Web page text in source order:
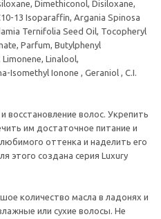
Dimethiconol, Disiloxane,
13 Isoparaffin, Argania Spinosa
Ternifolia Seed Oil, Tocopheryl
Parfum, Butylphenyl
Linalool,
Isomethyl Ionone , Geraniol , C.I.
восстановление волос. Укрепить
им достаточное питание и
оттенка и наделить его
этого создана серия Luxury
количество масла в ладонях и
или сухие волосы. Не